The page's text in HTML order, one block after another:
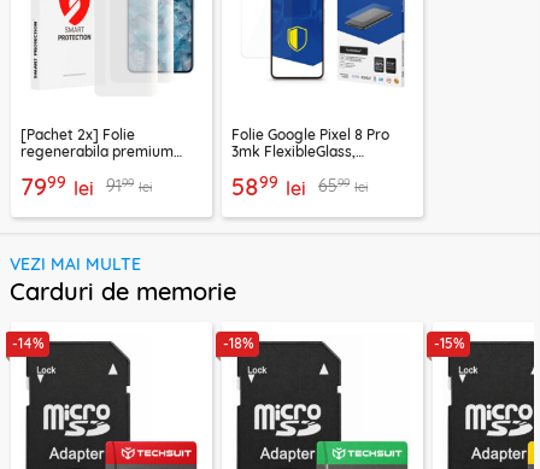
[Pachet 2x] Folie
regenerabila premium
Protection Classic,
7999 lei 9199 lei
Folie Google Pixel 8 Pro
3mk FlexibleGlass,
5899 lei 6599 lei
VEZI MAI MULTE
Carduri de memorie
-14% -18% -15%